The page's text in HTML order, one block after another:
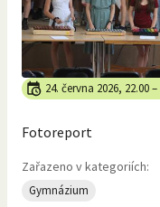
24. června 2026, 22.00–
Fotoreport
Zařazeno v kategoriích:
Gymnázium